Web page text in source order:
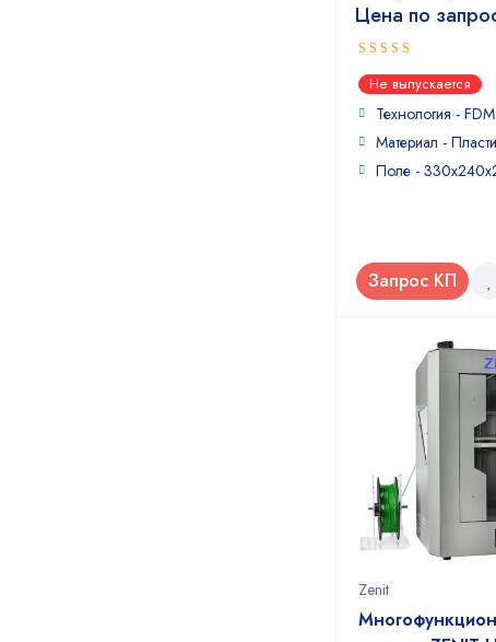
Цена по
5out of 5
Не выпускается
Технология - FDM
Материал -
Поле -
Запрос КП
Zenit